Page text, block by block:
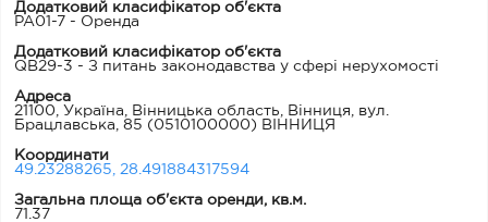
Додатковий класифікатор об'єкта
PA01-7 - Оренда
Додатковий класифікатор об'єкта
QB29-3 - З питань законодавства у сфері нерухомості
Адреса
21100, Україна, Вінницька область, Вінниця, вул.
Брацлавська, 85 (0510100000) ВІННИЦЯ
Координати
49.23288265, 28.491884317594
Загальна площа об'єкта оренди, кв.м.
71.37